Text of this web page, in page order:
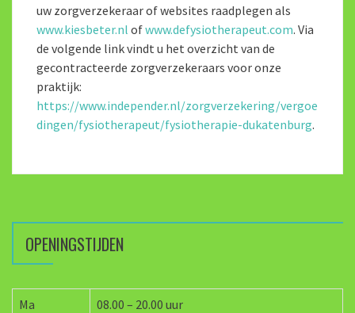
uw zorgverzekeraar of websites raadplegen als
www.kiesbeter.nl ofwww.defysiotherapeut.com. Via
de volgende link vindt u het overzicht van de
gecontracteerde zorgverzekeraars voor onze
praktijk:
https://www.independer.nl/zorgverzekering/vergoe
dingen/fysiotherapeut/fysiotherapie-dukatenburg.
OPENINGSTIJDEN
Ma
08.00 – 20.00 uur